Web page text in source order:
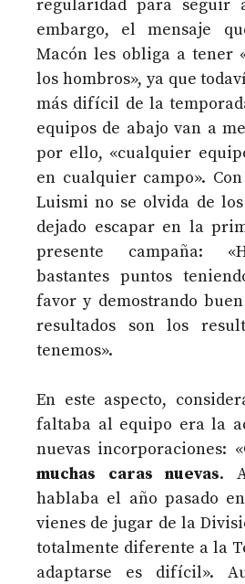
regularidad para seguir
embargo, el mensaje
Macón les obliga a tener
los hombros», ya que
más difícil de la
equipos de abajo van a
por ello, «cualquier
en cualquier campo».
Luismi no se olvida de
dejado escapar en la
presente campaña:
bastantes puntos
favor y demostrando
resultados son los
tenemos».
En este aspecto,
faltaba al equipo era la
nuevas incorporaciones: «
muchas caras nuevas.
hablaba el año pasado
vienes de jugar de la
totalmente diferente a la
adaptarse es difícil».